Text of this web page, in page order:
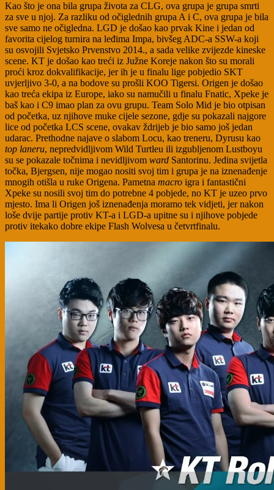
Kao što je ona bila grupa života za CLG, ova grupa je grupa smrti
za sve u njoj. Za razliku od očiglednih grupa A i C, ova grupa je bila
sve samo ne očigledna. LGD je došao kao prvak Kine i jedan od
favorita cijelog turnira na leđima Impa, bivšeg ADC-a SSW-a koji
su osvojili Svjetsko Prvenstvo 2014., a sada velike zvijezde kineske
scene. KT je došao kao treći iz Južne Koreje nakon što su morali
proći kroz dokvalifikacije, jer ih je u finalu lige pobjedio SKT
uvjerljivo 3-0, a na bodove su prošli KOO Tigersi. Origen je došao
kao treća ekipa iz Europe, iako su namučili u finalu Fnatic, Xpeke je
baš kao i C9 imao plan za ovu grupu. Team Solo Mid je bio otpisan
od početka, uz njihove muke cijele sezone, gdje su pokazali najgore
lice od početka LCS scene, ovakav ždrijeb je bio samo još jedan
udarac. Prethodne najave o slabom Locu, kao treneru, Dyrusu kao
top laneru, nepredvidljivom Wild Turtleu ili izgubljenom Lustboyu
su se pokazale točnima i nevidljivom ward Santorinu. Jedina svijetla
točka, Bjergsen, nije mogao nositi svoj tim i grupa je na iznenađenje
mnogih otišla u ruke Origena. Pametna macro igra i fantastični
Xpeke su nosili svoj tim do potrebne 4 pobjede, no KT je uzeo prvo
mjesto. Ima li Origen još iznenađenja moramo tek vidjeti, jer nakon
loše dvije partije protiv KT-a i LGD-a upitne su i njihove pobjede
protiv itekako dobre ekipe Flash Wolvesa u četvrtfinalu.